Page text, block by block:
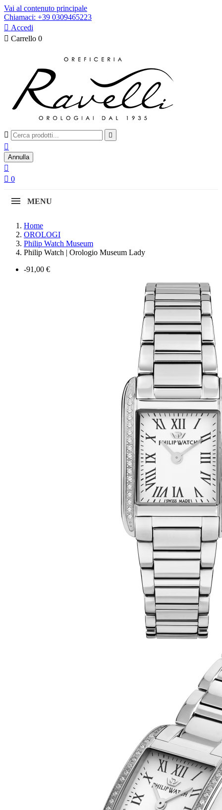
Vai al contenuto principale
Chiamaci: +39 0309465223
 Accedi
 Carrello 0
 

Annulla

 0
MENU
Home
OROLOGI
Philip Watch Museum
Philip Watch | Orologio Museum Lady
-91,00 €